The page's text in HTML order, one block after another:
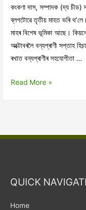
কংকণা দাস, সম্পাদক (দ্য চীড)
ব্লগটোৱে তৃতীয় মাহত ভৰি
মাহৰ বিশেষ ভূমিকা আছে।
অক্টোবৰলৈ বন্যপ্ৰাণী সপ্তাহ
ৰখাত বন্যপ্ৰাণীৰ সহযোগীতা …
সম্পাদকীয়
Read More »
QUICK
Home